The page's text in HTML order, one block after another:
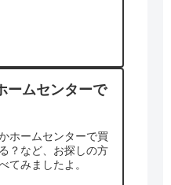
ームセンターで
ホームセンターで買
？など、お探しの方
てみましたよ。